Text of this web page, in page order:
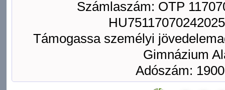
Számlaszám: OTP
Támogassa személyi
Gimnázium
Adószám: